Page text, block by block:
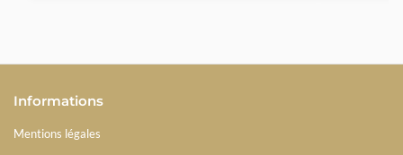
Informations
Mentions légales